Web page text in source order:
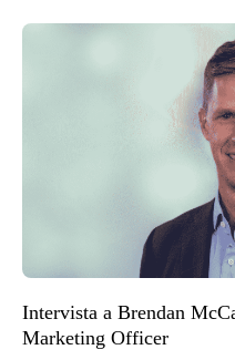
Intervista a Brendan
Marketing Officer